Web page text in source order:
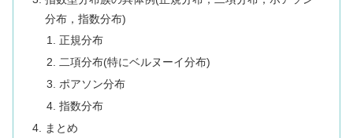
分布，指数分布)
正規分布
二項分布(特にベルヌーイ分布)
ポアソン分布
指数分布
まとめ